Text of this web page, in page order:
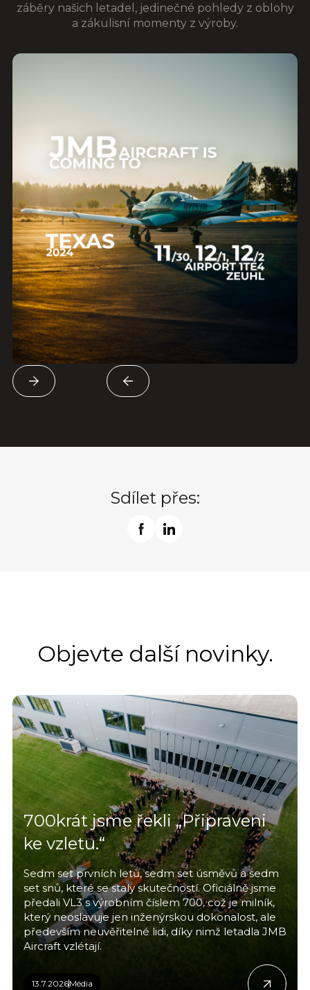
záběry našich letadel, jedinečné pohledy z oblohy
a zákulisní momenty z výroby.
Sdílet přes:
Objevte další novinky.
700krát jsme řekli „Připraveni
ke vzletu.“
Sedm set prvních letů, sedm set úsměvů a sedm
set snů, které se staly skutečností. Oficiálně jsme
předali VL3 s výrobním číslem 700, což je milník,
který neoslavuje jen inženýrskou dokonalost, ale
především neuvěřitelné lidi, díky nimž letadla JMB
Aircraft vzlétají.
13.7.2026Média